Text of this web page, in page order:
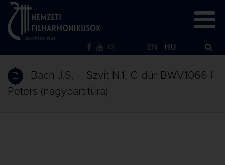
EN HU
Bach J.S. – Szvit N.1. C-dúr BWV.1066 |
Peters (nagypartitúra)